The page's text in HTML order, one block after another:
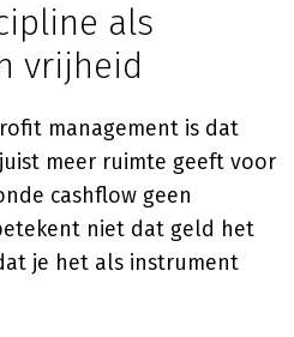
als
vrijheid
management is dat
meer ruimte geeft voor
cashflow geen
niet dat geld het
je het als instrument